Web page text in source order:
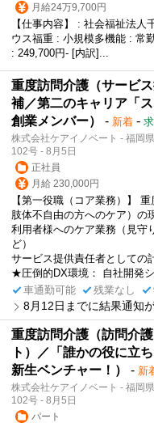
月給24万9,700円
【仕事内容】 : 社会福祉法
ウス福重 : 小規模多機能 : 常
: 249,700円‐ [内訳]...
重度訪問介護（サービ
補／第二のキャリア「
創業メンバー）
- 新着 -
株式会社ケアイノベート - 福岡
102号 - 8月5日
正社員
月給 230,000円
【第一役職（コア業務）】
肢体不自由の方へのケア）の
利用者様へのケア業務（見守
ど）
サービス提供責任者としての
★圧倒的DX環境： 自社開発
車通勤可能
残業なし
8月12日までに結果通知
重度訪問介護（訪問介
ト）／「誰かの役に立
新生ベンチャー！）
- 新
株式会社ケアイノベート - 福岡
102号 - 8月5日
パート